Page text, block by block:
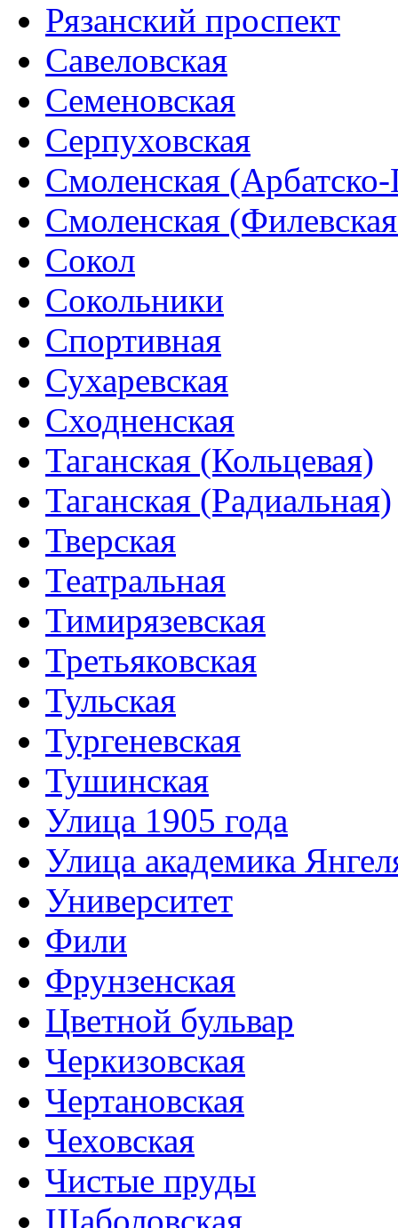
Рязанский проспект
Савеловская
Семеновская
Серпуховская
Смоленская
Смоленская
Сокол
Сокольники
Спортивная
Сухаревская
Сходненская
Таганская (Кольцевая)
Таганская (Радиальная)
Тверская
Театральная
Тимирязевская
Третьяковская
Тульская
Тургеневская
Тушинская
Улица 1905 года
Улица академика
Университет
Фили
Фрунзенская
Цветной бульвар
Черкизовская
Чертановская
Чеховская
Чистые пруды